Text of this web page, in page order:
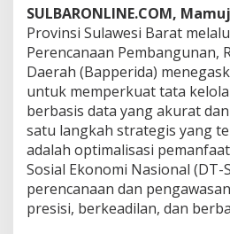
a
n
f
a
a
a
n
D
T
-
S
E
N
SULBARONLINE.COM,
Provinsi Sulawesi Barat
Perencanaan Pembangunan,
Daerah (Bapperida)
untuk memperkuat tata
berbasis data yang akurat
satu langkah strategis yang
adalah optimalisasi
Sosial Ekonomi Nasional (DT-
perencanaan dan
presisi, berkeadilan, dan